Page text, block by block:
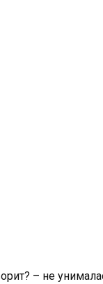
– не